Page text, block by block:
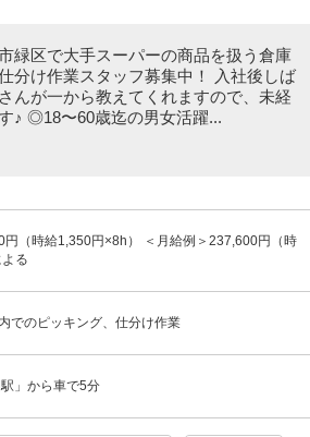
緑区で大手スーパーの商品を扱う倉庫
分け作業スタッフ募集中！ 入社後しば
んが一から教えてくれますので、未経
♪ ◎18〜60歳迄の男女活躍...
（時給1,350円×8h） ＜月給例＞237,600円（時
る
でのピッキング、仕分け作業
」から車で5分